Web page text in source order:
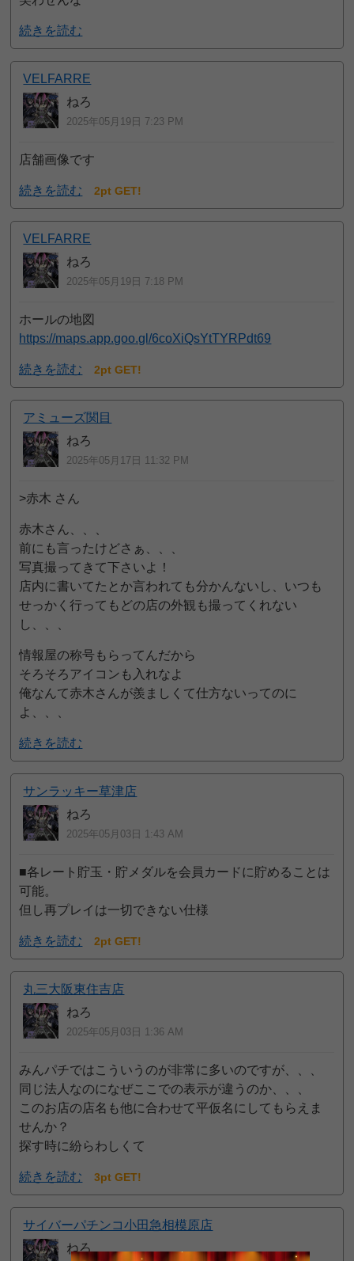
続きを読む
VELFARRE
ねろ
2025年05月19日 7:23 PM
店舗画像です
続きを読む 2pt GET!
VELFARRE
ねろ
2025年05月19日 7:18 PM
ホールの地図
https://maps.app.goo.gl/6coXiQsYtTYRPdt69
続きを読む 2pt GET!
アミューズ関目
ねろ
2025年05月17日 11:32 PM
>赤木 さん
赤木さん、、、
前にも言ったけどさぁ、、、
写真撮ってきて下さいよ！
店内に書いてたとか言われても分かんないし、いつも
せっかく行ってもどの店の外観も撮ってくれない
し、、、
情報屋の称号もらってんだから
そろそろアイコンも入れなよ
俺なんて赤木さんが羨ましくて仕方ないってのに
よ、、、
続きを読む
サンラッキー草津店
ねろ
2025年05月03日 1:43 AM
■各レート貯玉・貯メダルを会員カードに貯めることは
可能。
但し再プレイは一切できない仕様
続きを読む 2pt GET!
丸三大阪東住吉店
ねろ
2025年05月03日 1:36 AM
みんパチではこういうのが非常に多いのですが、、、
同じ法人なのになぜここでの表示が違うのか、、、
このお店の店名も他に合わせて平仮名にしてもらえま
せんか？
探す時に紛らわしくて
続きを読む 3pt GET!
サイバーパチンコ小田急相模原店
ねろ